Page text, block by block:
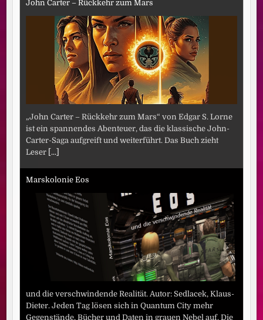
John Carter – Rückkehr zum Mars
„John Carter – Rückkehr zum Mars“ von Edgar S. Lorne
ist ein spannendes Abenteuer, das die klassische John-
Carter-Saga aufgreift und weiterführt. Das Buch zieht
Leser [...]
Marskolonie Eos
und die verschwindende Realität. Autor: Sedlacek, Klaus-
Dieter. Jeden Tag lösen sich in Quantum City mehr
Gegenstände, Bücher und Daten in grauen Nebel auf. Die